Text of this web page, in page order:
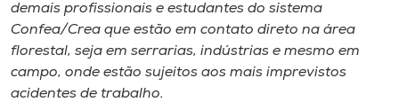
demais profissionais e estudantes do sistema
Confea/Crea que estão em contato direto na área
florestal, seja em serrarias, indústrias e mesmo em
campo, onde estão sujeitos aos mais imprevistos
acidentes de trabalho.